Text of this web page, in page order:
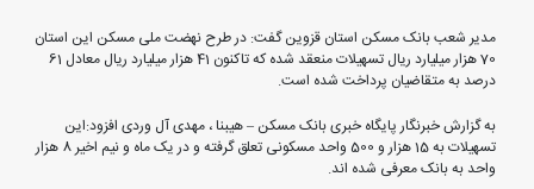
مدیر شعب بانک مسکن استان قزوین گفت: در طرح نهضت ملی مسکن این استان
70 هزار میلیارد ریال تسهیلات منعقد شده که تاکنون 41 هزار میلیارد ریال معادل 61
درصد به متقاضیان پرداخت شده است.
به گزارش خبرنگار پایگاه خبری بانک مسکن – هیبنا ، مهدی آل وردی افزود:این
تسهیلات به 15 هزار و 500 واحد مسکونی تعلق گرفته و در یک ماه و نیم اخیر 8 هزار
واحد به بانک معرفی شده اند.